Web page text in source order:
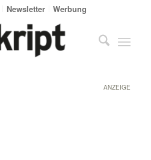
Newsletter Werbung
ANZEIGE